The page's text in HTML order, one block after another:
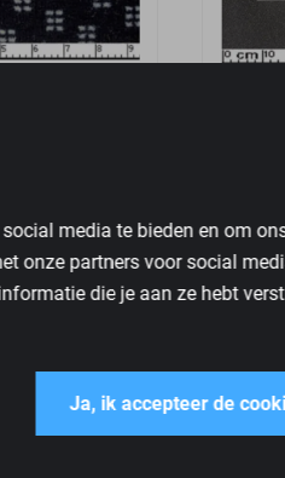
media te bieden en om
onze partners voor social
die je aan ze hebt
Ja, ik accepteer de
€69,95